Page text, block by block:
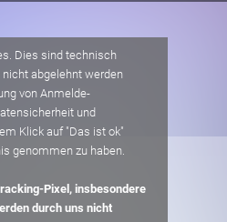
Dies sind technisch
abgelehnt werden
von Anmelde-
und
Klick auf "Das ist ok"
genommen zu haben.
Pixel, insbesondere
durch uns nicht